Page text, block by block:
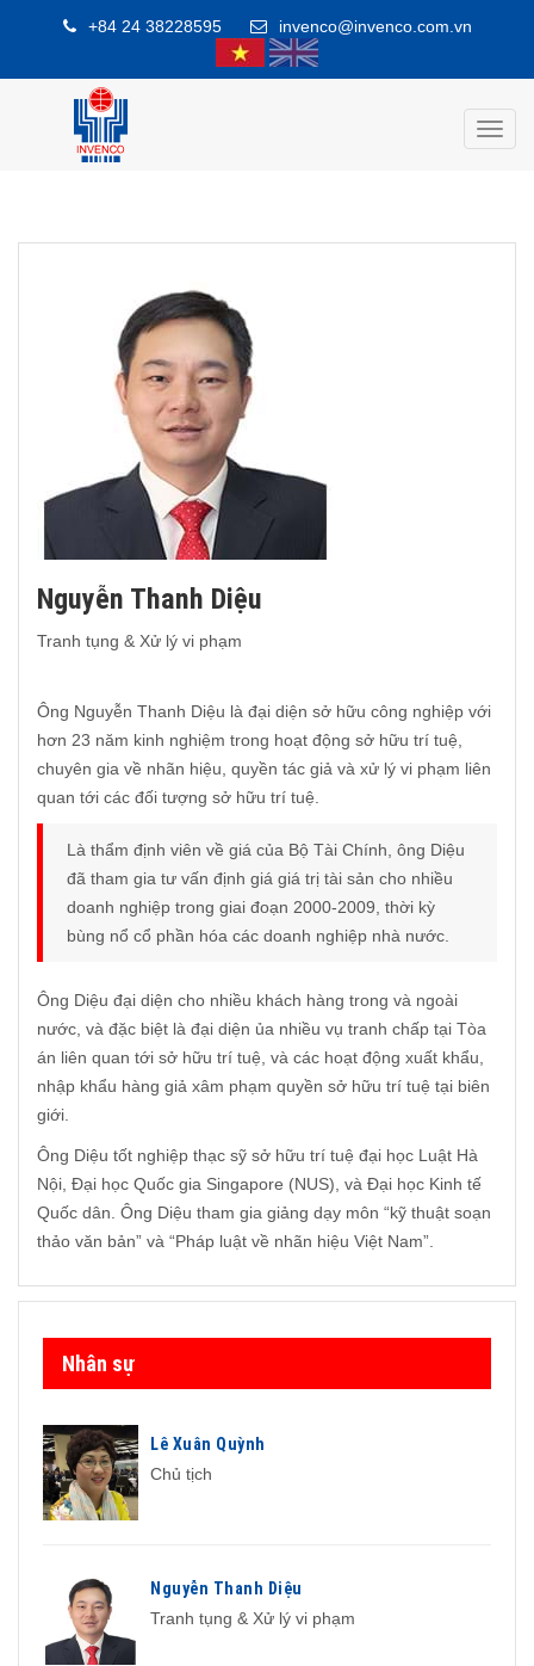
+84 24 38228595 invenco@invenco.com.vn
Nguyễn Thanh Diệu
Tranh tụng & Xử lý vi phạm
Ông Nguyễn Thanh Diệu là đại diện sở hữu công nghiệp với
hơn 23 năm kinh nghiệm trong hoạt động sở hữu trí tuệ,
chuyên gia về nhãn hiệu, quyền tác giả và xử lý vi phạm liên
quan tới các đối tượng sở hữu trí tuệ.
Là thẩm định viên về giá của Bộ Tài Chính, ông Diệu
đã tham gia tư vấn định giá giá trị tài sản cho nhiều
doanh nghiệp trong giai đoạn 2000-2009, thời kỳ
bùng nổ cổ phần hóa các doanh nghiệp nhà nước.
Ông Diệu đại diện cho nhiều khách hàng trong và ngoài
nước, và đặc biệt là đại diện ủa nhiều vụ tranh chấp tại Tòa
án liên quan tới sở hữu trí tuệ, và các hoạt động xuất khẩu,
nhập khẩu hàng giả xâm phạm quyền sở hữu trí tuệ tại biên
giới.
Ông Diệu tốt nghiệp thạc sỹ sở hữu trí tuệ đại học Luật Hà
Nội, Đại học Quốc gia Singapore (NUS), và Đại học Kinh tế
Quốc dân. Ông Diệu tham gia giảng dạy môn “kỹ thuật soạn
thảo văn bản” và “Pháp luật về nhãn hiệu Việt Nam”.
Nhân sự
Lê Xuân Quỳnh
Chủ tịch
Nguyễn Thanh Diệu
Tranh tụng & Xử lý vi phạm